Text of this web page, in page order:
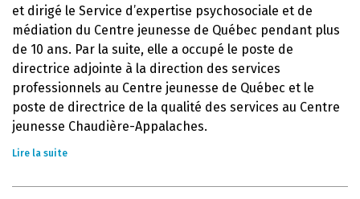
et dirigé le Service d’expertise psychosociale et de
médiation du Centre jeunesse de Québec pendant plus
de 10 ans. Par la suite, elle a occupé le poste de
directrice adjointe à la direction des services
professionnels au Centre jeunesse de Québec et le
poste de directrice de la qualité des services au Centre
jeunesse Chaudière-Appalaches.
Lire la suite